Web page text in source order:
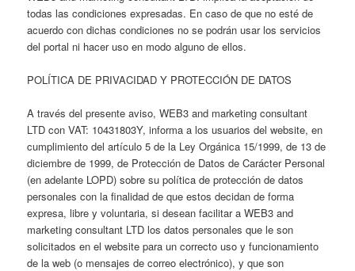
todas las condiciones expresadas. En caso de que no esté de
acuerdo con dichas condiciones no se podrán usar los servicios
del portal ni hacer uso en modo alguno de ellos.
POLÍTICA DE PRIVACIDAD Y PROTECCIÓN DE DATOS
A través del presente aviso, WEB3 and marketing consultant
LTD con VAT: 10431803Y, informa a los usuarios del website, en
cumplimiento del artículo 5 de la Ley Orgánica 15/1999, de 13 de
diciembre de 1999, de Protección de Datos de Carácter Personal
(en adelante LOPD) sobre su política de protección de datos
personales con la finalidad de que estos decidan de forma
expresa, libre y voluntaria, si desean facilitar a WEB3 and
marketing consultant LTD los datos personales que le son
solicitados en el website para un correcto uso y funcionamiento
de la web (o mensajes de correo electrónico), y que son